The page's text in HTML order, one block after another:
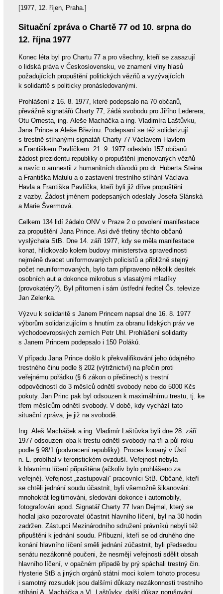
[1977, 12. říjen, Praha.]
Situační zpráva o Chartě 77 od 10. srpna do
12. října 1977
Konec léta byl pro Chartu 77 a pro všechny, kteří se zasazují
o lidská práva v Československu, ve znamení vlny hlasů
požadujících propuštění politických vězňů a vyzývajících
k solidaritě s politicky pronásledovanými.
Prohlášení z 16. 8. 1977, které podepsalo na 70 občanů,
převážně signatářů Charty 77, žádá svobodu pro Jiřího Lederera,
Otu Ornesta, ing. Aleše Macháčka a ing. Vladimíra Laštůvku,
Jana Prince a Aleše Březinu. Podepsaní se též solidarizují
s trestně stíhanými signatáři Charty 77 Václavem Havlem
a Františkem Pavlíčkem. 21. 9. 1977 odeslalo 157 občanů
žádost prezidentu republiky o propuštění jmenovaných vězňů
a navíc o amnestii z humanitních důvodů pro dr. Huberta Steina
a Františka Matulu a o zastavení trestního stíhání Václava
Havla a Františka Pavlíčka, kteří byli již dříve propuštěni
z vazby. Žádost jménem podepsaných odeslaly Josefa Slánská
a Marie Švermová.
Celkem 134 lidí žádalo ONV v Praze 2 o povolení manifestace
za propuštění Jana Prince. Asi dvě třetiny těchto občanů
vyslýchala StB. Dne 14. září 1977, kdy se měla manifestace
konat, hlídkovalo kolem budovy ministerstva spravedlnosti
nejméně dvacet uniformovaných policistů a přibližně stejný
počet neuniformovaných, bylo tam připraveno několik desítek
osobních aut a dokonce mikrobus s vlasatými mladíky
(provokatéry?). Byl přítomen i sám ústřední ředitel Čs. televize
Jan Zelenka.
Výzvu k solidaritě s Janem Princem napsal dne 16. 8. 1977
výborům solidarizujícím s hnutím za obranu lidských práv ve
východoevropských zemích Petr Uhl. Prohlášení solidarity
s Janem Princem podepsalo i 150 Poláků.
V případu Jana Prince došlo k překvalifikování jeho údajného
trestného činu podle § 202 (výtržnictví) na přečin proti
veřejnému pořádku (§ 6 zákon o přečinech) s trestní
odpovědností do 3 měsíců odnětí svobody nebo do 5000 Kčs
pokuty. Jan Princ pak byl odsouzen k maximálnímu trestu, tj. ke
třem měsícům odnětí svobody. V době, kdy vychází tato
situační zpráva, je již na svobodě.
Ing. Aleš Macháček a ing. Vladimír Laštůvka byli dne 28. září
1977 odsouzeni oba k trestu odnětí svobody na tři a půl roku
podle § 98/1 (podvracení republiky). Proces konaný v Ústí
n. L. probíhal v teroristickém ovzduší. Veřejnost nebyla
k hlavnímu líčení připuštěna (ačkoliv bylo prohlášeno za
veřejné). Veřejnost „zastupovali“ pracovníci StB. Občané, kteří
se chtěli jednání soudu účastnit, byli všemožně šikanováni:
mnohokrát legitimováni, sledováni dokonce i automobily,
fotografováni apod. Signatář Charty 77 Ivan Dejmal, který se
hodlal jako pozorovatel účastnit hlavního líčení, byl na 30 hodin
zadržen. Zástupci Mezinárodního sdružení právníků nebyli též
připuštěni k jednání soudu. Příbuzní, kteří se od druhého dne
konání hlavního líčení směli jednání zúčastnit, byli předsedou
senátu nezákonně poučeni, že nesmějí veřejnosti sdělit obsah
hlavního líčení, v opačném případě by prý spáchali trestný čin.
Hysterie StB a jiných orgánů státní moci kolem tohoto procesu
i samotný rozsudek jsou dalšími důkazy nezákonnosti trestního
stíhání A. Macháčka a Vl. Laštůvky, další důkaz porušování